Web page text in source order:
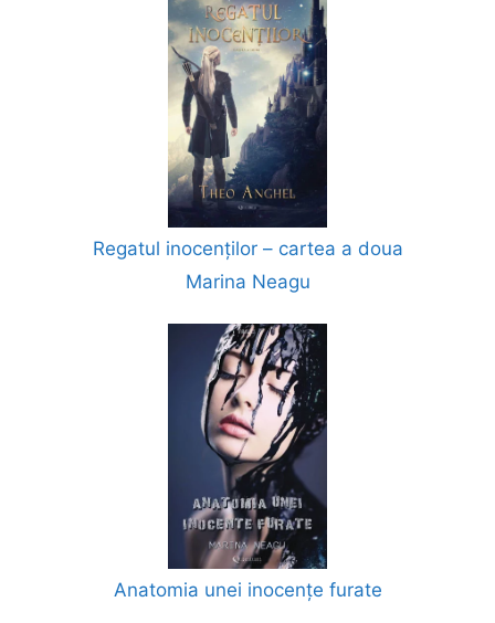
Regatul inocenților – cartea a doua
Marina Neagu
Anatomia unei inocențe furate